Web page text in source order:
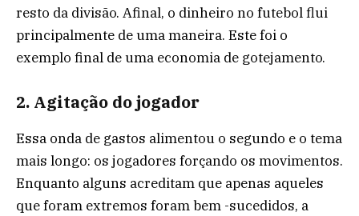
resto da divisão. Afinal, o dinheiro no futebol flui
principalmente de uma maneira. Este foi o
exemplo final de uma economia de gotejamento.
2. Agitação do jogador
Essa onda de gastos alimentou o segundo e o tema
mais longo: os jogadores forçando os movimentos.
Enquanto alguns acreditam que apenas aqueles
que foram extremos foram bem -sucedidos, a